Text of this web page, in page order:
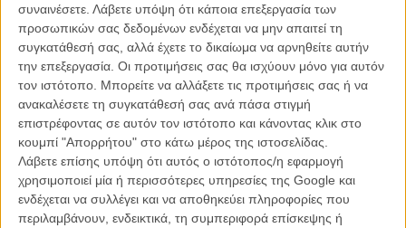
συναινέσετε. Λάβετε υπόψη ότι κάποια επεξεργασία των
προσωπικών σας δεδομένων ενδέχεται να μην απαιτεί τη
συγκατάθεσή σας, αλλά έχετε το δικαίωμα να αρνηθείτε αυτήν
την επεξεργασία. Οι προτιμήσεις σας θα ισχύουν μόνο για αυτόν
τον ιστότοπο. Μπορείτε να αλλάξετε τις προτιμήσεις σας ή να
ανακαλέσετε τη συγκατάθεσή σας ανά πάσα στιγμή
επιστρέφοντας σε αυτόν τον ιστότοπο και κάνοντας κλικ στο
κουμπί "Απορρήτου" στο κάτω μέρος της ιστοσελίδας.
Λάβετε επίσης υπόψη ότι αυτός ο ιστότοπος/η εφαρμογή
χρησιμοποιεί μία ή περισσότερες υπηρεσίες της Google και
ενδέχεται να συλλέγει και να αποθηκεύει πληροφορίες που
περιλαμβάνουν, ενδεικτικά, τη συμπεριφορά επίσκεψης ή
Βιμ Βέντερς
Συνέντευξη
Η επιτυχία είναι υπερτιμημένη. Δεν σε κάνει
καλύτερο, δεν σε πάει πουθενά η επιτυχία. Είναι
απλώς ένα ωραίο, ανεβαστικό, επιφανειακό
συναίσθημα.»